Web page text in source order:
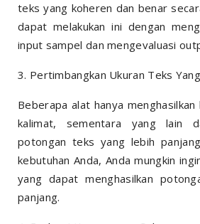
teks yang koheren dan benar
dapat melakukan ini dengan
input sampel dan mengevaluasi
3. Pertimbangkan Ukuran Teks
Beberapa alat hanya
kalimat, sementara yang lain
potongan teks yang lebih
kebutuhan Anda, Anda mungkin
yang dapat menghasilkan
panjang.